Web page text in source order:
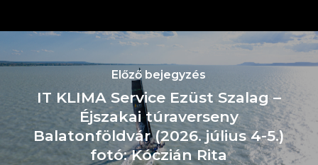
Előző bejegyzés
IT KLIMA Service Ezüst Szalag –
Éjszakai túraverseny
Balatonföldvár (2026. július 4-5.)
fotó: Kóczián Rita